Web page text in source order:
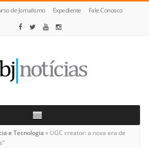
de Jornalismo Expediente Fale Conosco
e Tecnologia » UGC creator: a nova era de